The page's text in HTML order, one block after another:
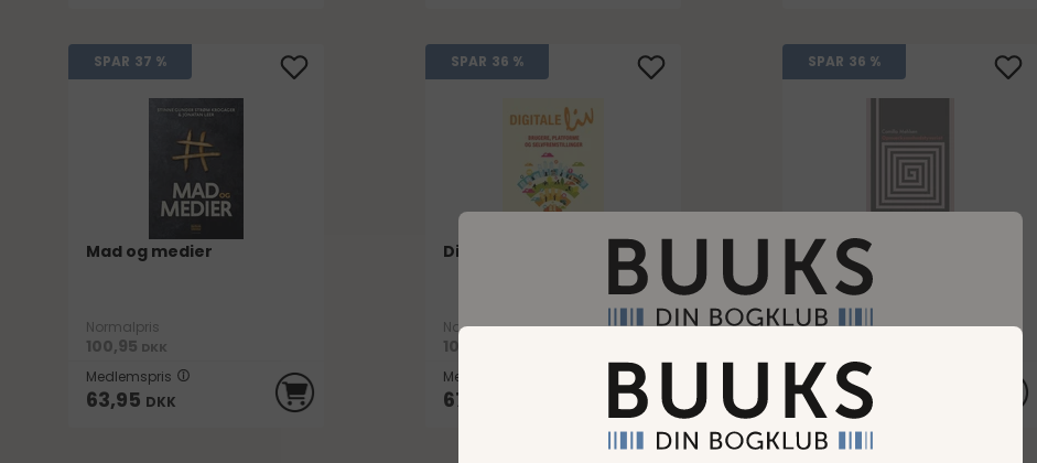
Bøger til medlemspriser. Vores mission er at gøre det billigere
at købe bøger.
Det koster kun 99,00 DKK/måned at være medlem af Buuks.dk.
SPAR 37 %
Mad og medier
Normalpris
100,95 DKK
Medlemspris
63,95 DKK
SPAR 36 %
Digitale liv
Normalpris
105,95
Medlemspris
67,95
SPAR 36 %
Opmærksomhedstyveri
et
Normalpris
Medlemspris
172,95 DKK